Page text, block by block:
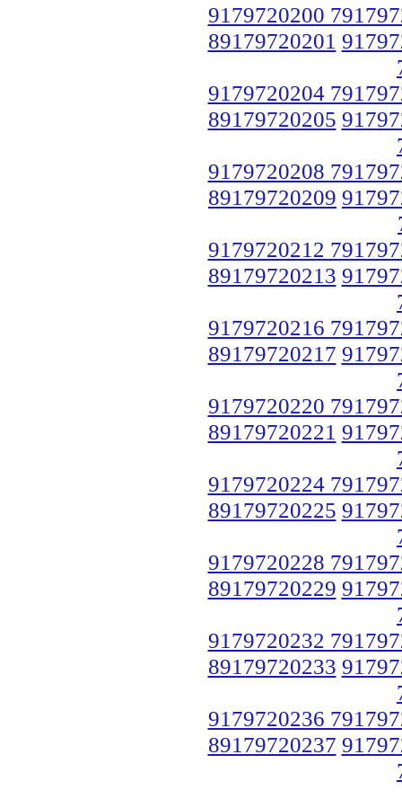
9179720200
89179720201
9179720204
89179720205
9179720208
89179720209
9179720212
89179720213
9179720216
89179720217
9179720220
89179720221
9179720224
89179720225
9179720228
89179720229
9179720232
89179720233
9179720236
89179720237